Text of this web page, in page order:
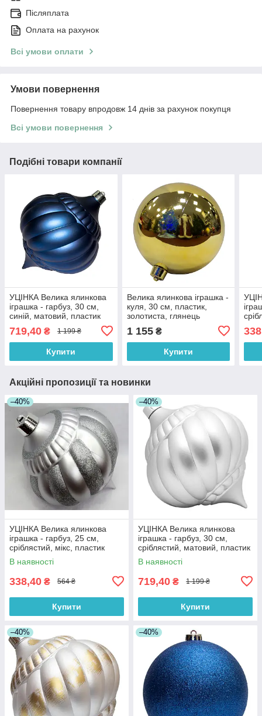
Післяплата
Оплата на рахунок
Всі умови оплати
Умови повернення
Повернення товару впродовж 14 днів за рахунок покупця
Всі умови повернення
Подібні товари компанії
УЦІНКА Велика ялинкова
іграшка - гарбуз, 30 см,
синій, матовий, пластик
719,40 ₴ 1 199 ₴
Купити
Велика ялинкова іграшка -
куля, 30 см, пластик,
золотиста, глянець
1 155₴
Купити
Акційні пропозиції та новинки
–40%
УЦІНКА Велика ялинкова
іграшка - гарбуз, 25 см,
сріблястий, мікс, пластик
(030569-1)
В наявності
338,40 ₴ 564 ₴
Купити
–40%
УЦІНКА Велика ялинкова
іграшка - гарбуз, 30 см,
сріблястий, матовий, пластик
(030545-1)
В наявності
719,40 ₴ 1 199 ₴
Купити
–40% –40%